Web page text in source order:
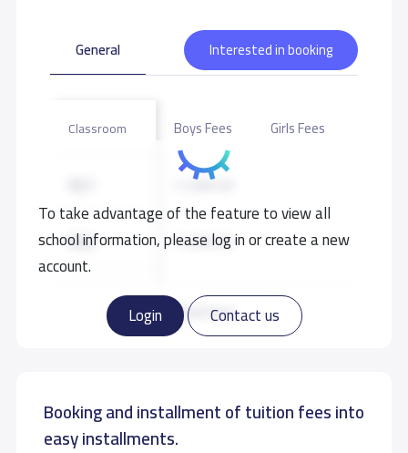
To take advantage of the feature to view all
school information, please log in or create a new
account.
Login
Contact us
General Interested in booking
Read more
Classroom Boys Fees Girls Fees
11,500 S.R
KG2 11,500 S.R
11,500 S.R
GRADE 2 14,500 S.R 14,500 S.R
Booking and installment of tuition fees into
easy installments.